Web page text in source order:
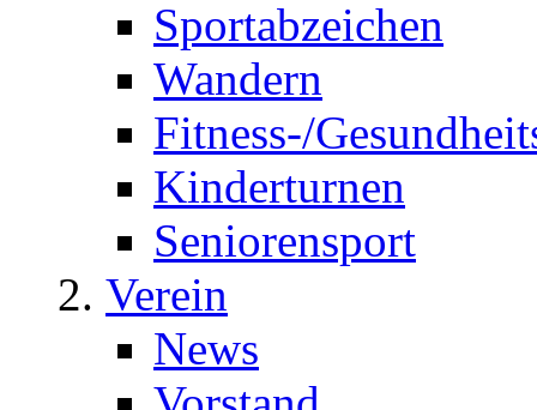
Sportabzeichen
Wandern
Fitness-/
Kinderturnen
Seniorensport
Verein
News